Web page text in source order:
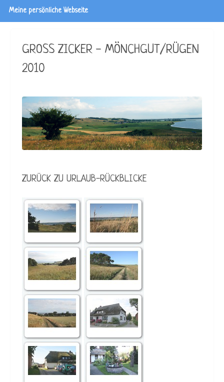
Meine persönliche Webseite
GROSS ZICKER - MÖNCHGUT/RÜGEN 2
010
ZURÜCK ZU URLAUB-RÜCKBLICKE